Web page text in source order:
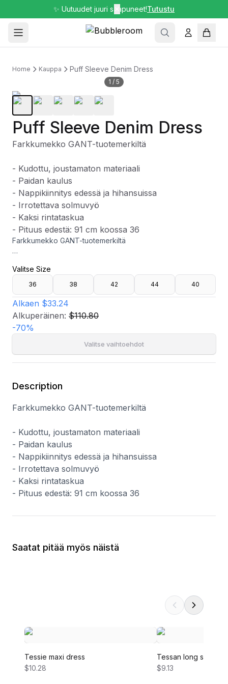
✨ Uutuudet juuri saapuneet!Tutustu
Home Kauppa Puff Sleeve Denim Dress
1 / 5
Puff Sleeve Denim Dress
Farkkumekko GANT-tuotemerkiltä
- Kudottu, joustamaton materiaali
- Paidan kaulus
- Nappikiinnitys edessä ja hihansuissa
- Irrotettava solmuvyö
- Kaksi rintataskua
- Pituus edestä: 91 cm koossa 36
Farkkumekko GANT-tuotemerkiltä
- Paidan kaulus
- Nappikiinnitys edessä ja hihansuissa
- Irrotettava solmuvyö
- Kaksi rintataskua
- Pituus edestä: 91 cm koossa 36
Valitse Size
36 38 42 44 40
Alkaen $33.24
Alkuperäinen: $110.80
-70%
Valitse vaihtoehdot
Description
Farkkumekko GANT-tuotemerkiltä
- Kudottu, joustamaton materiaali
- Paidan kaulus
- Nappikiinnitys edessä ja hihansuissa
- Irrotettava solmuvyö
- Kaksi rintataskua
- Pituus edestä: 91 cm koossa 36
Saatat pitää myös näistä
Tessie maxi dress
$10.28
Tessan long sleeve
$9.13